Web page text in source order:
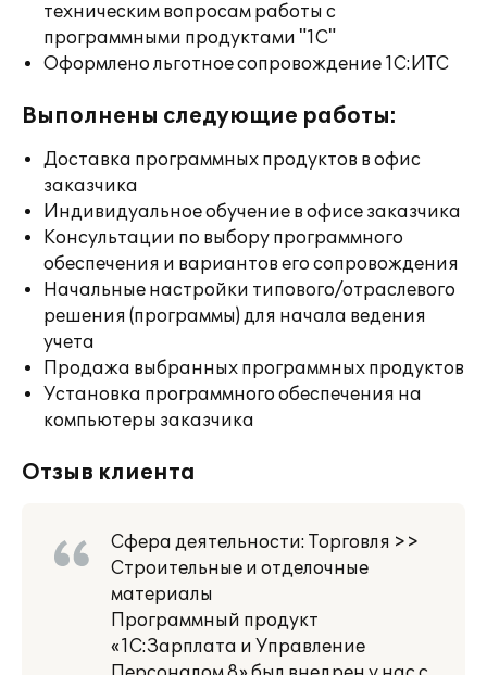
техническим вопросам работы с
программными продуктами "1С"
Оформлено льготное сопровождение 1С:ИТС
Выполнены следующие работы:
Доставка программных продуктов в офис
заказчика
Индивидуальное обучение в офисе заказчика
Консультации по выбору программного
обеспечения и вариантов его сопровождения
Начальные настройки типового/отраслевого
решения (программы) для начала ведения
учета
Продажа выбранных программных продуктов
Установка программного обеспечения на
компьютеры заказчика
Отзыв клиента
Сфера деятельности: Торговля >>
Строительные и отделочные
материалы
Программный продукт
«1С:Зарплата и Управление